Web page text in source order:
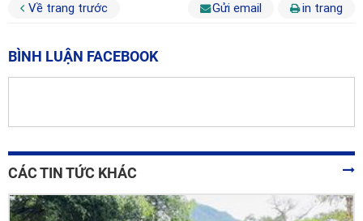
Về trang trước Gửi email in trang
BÌNH LUẬN FACEBOOK
CÁC TIN TỨC KHÁC